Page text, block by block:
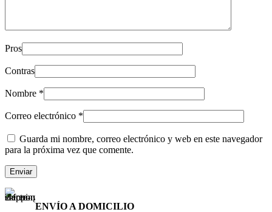
Pros
Contras
Nombre *
Correo electrónico *
Guarda mi nombre, correo electrónico y web en este navegador
para la próxima vez que comente.
ENVÍO A DOMICILIO